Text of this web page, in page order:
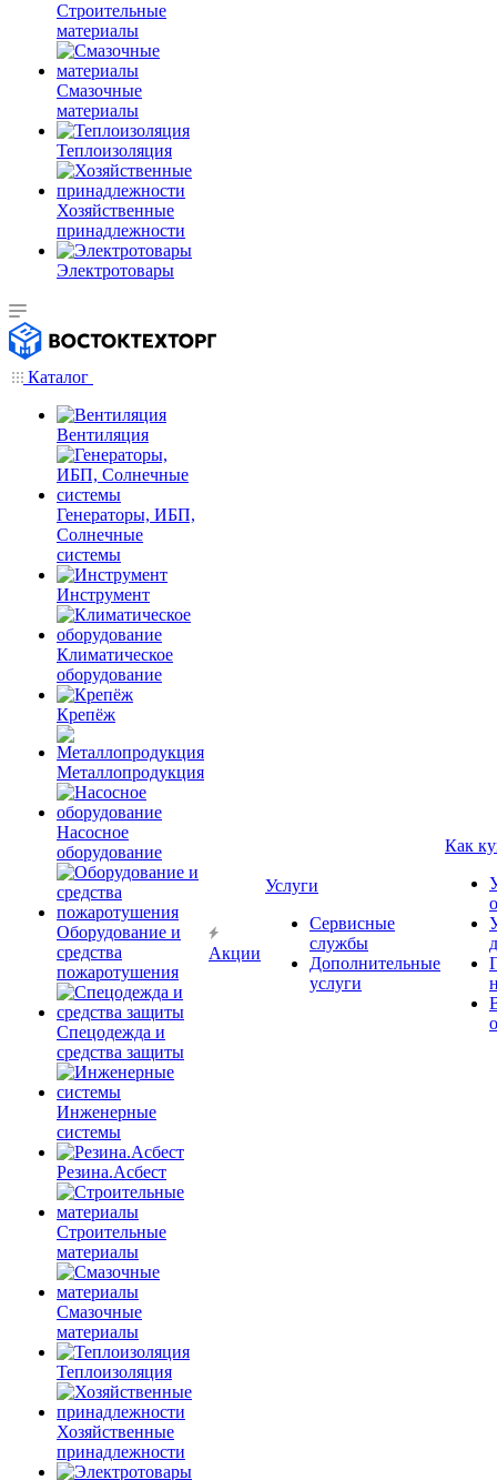
Строительные
материалы
Смазочные
материалы
Теплоизоляция
Хозяйственные
принадлежности
Электротовары
Каталог
Вентиляция
Генераторы, ИБП,
Солнечные
системы
Инструмент
Климатическое
оборудование
Крепёж
Металлопродукция
Насосное
оборудование
Оборудование и
средства
пожаротушения
Спецодежда и
средства защиты
Инженерные
системы
Резина.Асбест
Строительные
материалы
Смазочные
материалы
Теплоизоляция
Хозяйственные
принадлежности
Акции
Услуги
Сервисные
службы
Дополнительные
услуги
Как